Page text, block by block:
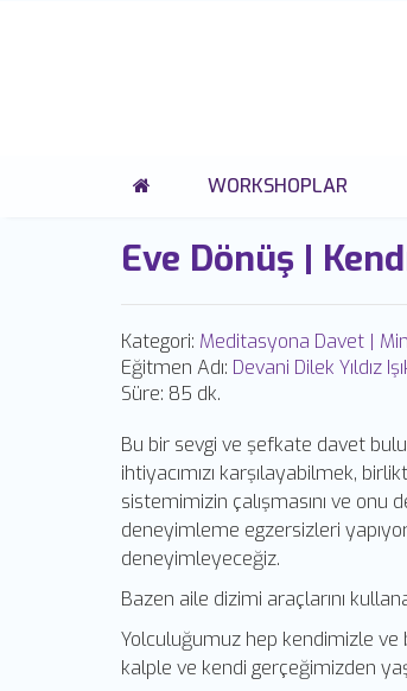
WORKSHOPLAR
Eve Dönüş |
Kategori: Meditasyona Davet |
Eğitmen Adı: Devani Dilek Yıldız
Süre: 85 dk.
Bu bir sevgi ve şefkate davet
ihtiyacımızı karşılayabilmek,
sistemimizin çalışmasını ve onu
deneyimleme egzersizleri
deneyimleyeceğiz.
Bazen aile dizimi araçlarını
Yolculuğumuz hep kendimizle ve
kalple ve kendi gerçeğimizden